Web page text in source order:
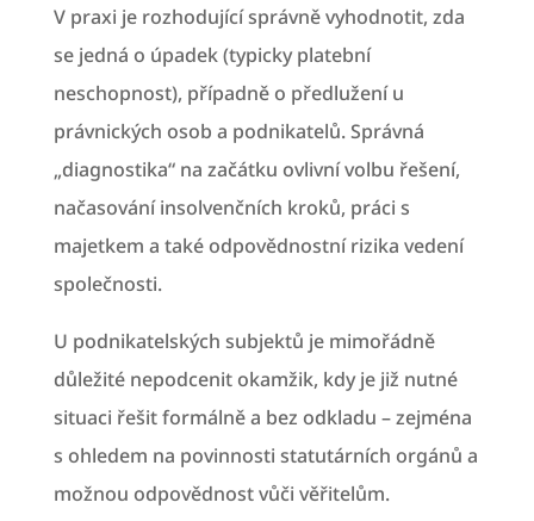
V praxi je rozhodující správně vyhodnotit, zda
se jedná o úpadek (typicky platební
neschopnost), případně o předlužení u
právnických osob a podnikatelů. Správná
„diagnostika“ na začátku ovlivní volbu řešení,
načasování insolvenčních kroků, práci s
majetkem a také odpovědnostní rizika vedení
společnosti.
U podnikatelských subjektů je mimořádně
důležité nepodcenit okamžik, kdy je již nutné
situaci řešit formálně a bez odkladu – zejména
s ohledem na povinnosti statutárních orgánů a
možnou odpovědnost vůči věřitelům.